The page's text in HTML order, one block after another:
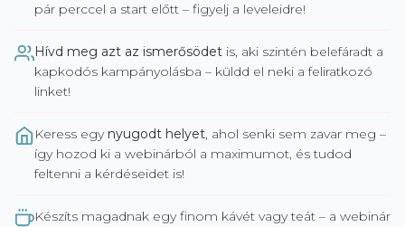
pár perccel a start előtt – figyelj a leveleidre!
Hívd meg azt az ismerősödet is, aki szintén belefáradt a
kapkodós kampányolásba – küldd el neki a feliratkozó
linket!
Keress egy nyugodt helyet, ahol senki sem zavar meg –
így hozod ki a webinárból a maximumot, és tudod
feltenni a kérdéseidet is!
Készíts magadnak egy finom kávét vagy teát – a webinár